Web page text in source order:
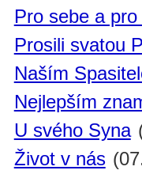
Pro sebe a
Prosili svatou
Naším
Nejlepším
U svého Syna
Život v nás